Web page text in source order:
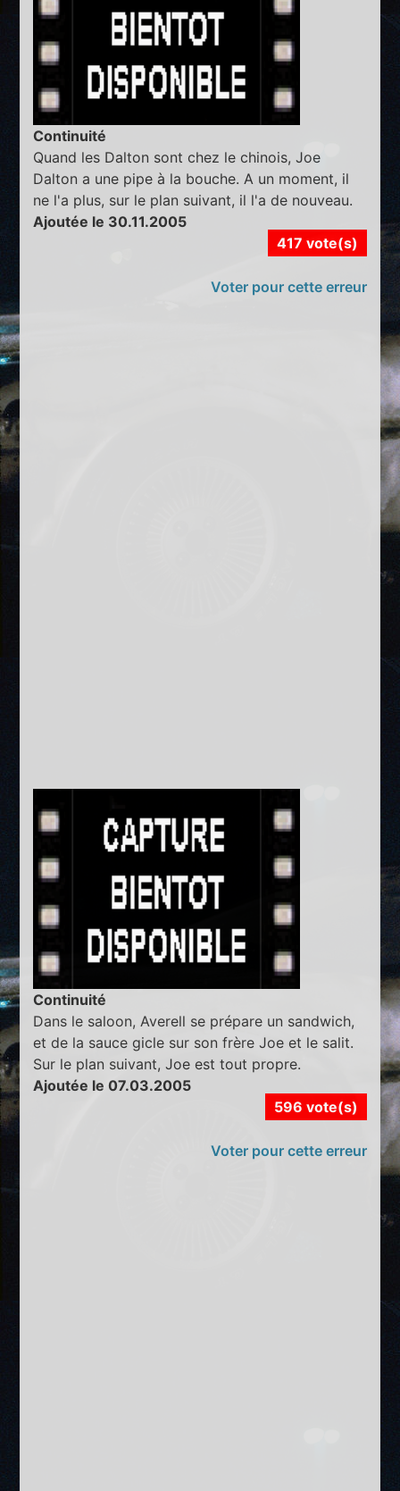
Continuité
Quand les Dalton sont chez le chinois, Joe
Dalton a une pipe à la bouche. A un moment, il
ne l'a plus, sur le plan suivant, il l'a de nouveau.
Ajoutée le 30.11.2005
417 vote(s)
Voter pour cette erreur
Continuité
Dans le saloon, Averell se prépare un sandwich,
et de la sauce gicle sur son frère Joe et le salit.
Sur le plan suivant, Joe est tout propre.
Ajoutée le 07.03.2005
596 vote(s)
Voter pour cette erreur